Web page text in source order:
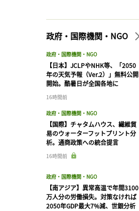
政府・国際機関・NGO
政府・国際機関・NGO
【日本】JCLPやNHK等、「2050
年の天気予報（Ver.2）」無料公開
開始。酷暑日が全国各地に
16時間前
政府・国際機関・NGO
【国際】チャタムハウス、繊維貿
易のウォーターフットプリント分
析。通商政策への統合提言
16時間前
政府・国際機関・NGO
【南アジア】異常高温で年間3100
万人分の労働損失。対策なければ
2050年GDP最大7%減、世銀分析